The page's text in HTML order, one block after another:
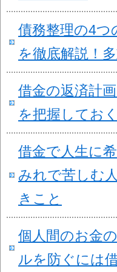
債務整理の4つ
を徹底解説！
借金の返済計
を把握してお
借金で人生に
みれで苦しむ
きこと
個人間のお金
ルを防ぐには